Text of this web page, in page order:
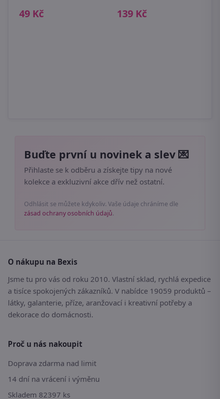
49 Kč 139 Kč
Buďte první u novinek a slev 💌
Přihlaste se k odběru a získejte tipy na nové
kolekce a exkluzivní akce dřív než ostatní.
Odhlásit se můžete kdykoliv. Vaše údaje chráníme dle
zásad ochrany osobních údajů.
O nákupu na Bexis
Jsme tu pro vás od roku 2010. Vlastní sklad, rychlá expedice
a tisíce spokojených zákazníků. V nabídce 19059 produktů –
látky, galanterie, příze, aranžovací i kreativní potřeby a
dekorace do domácnosti.
Proč u nás nakoupit
Doprava zdarma nad limit
14 dní na vrácení i výměnu
Skladem 82397 ks